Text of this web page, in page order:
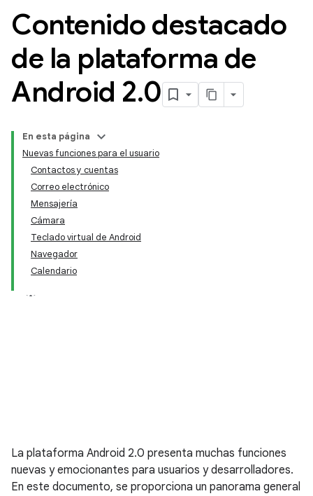
Contenido destacado
de la plataforma de
Android 2.0
En esta página
Nuevas funciones para el usuario
Contactos y cuentas
Correo electrónico
Mensajería
Cámara
Teclado virtual de Android
Navegador
Calendario
La plataforma Android 2.0 presenta muchas funciones
nuevas y emocionantes para usuarios y desarrolladores.
En este documento, se proporciona un panorama general